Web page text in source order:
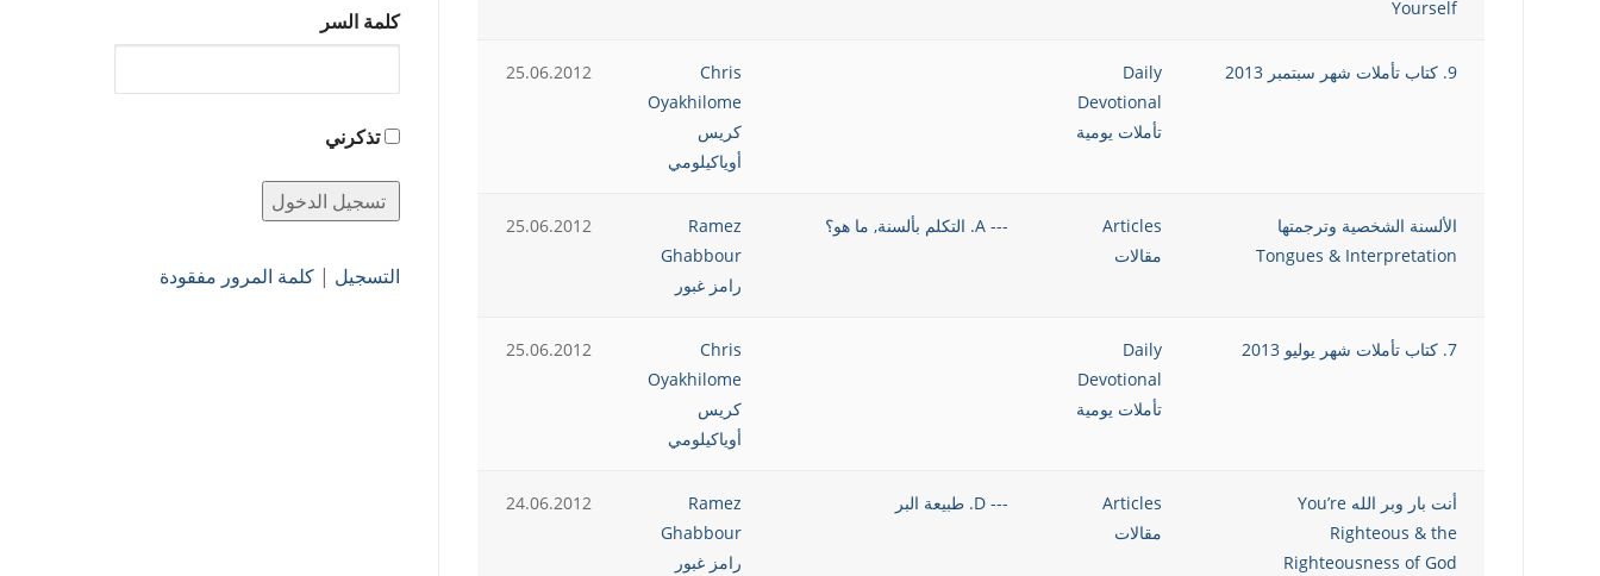
Yourself
9. كتاب تأملات شهر سبتمبر 2013
Daily
Devotional
تأملات يومية
Chris
Oyakhilome
كريس
أوياكيلومي
25.06.2012
الألسنة الشخصية وترجمتها
Tongues & Interpretation
Articles
مقالات
--- A. التكلم بألسنة, ما هو؟
Ramez
Ghabbour
رامز غبور
25.06.2012
7. كتاب تأملات شهر يوليو 2013
Daily
Devotional
تأملات يومية
Chris
Oyakhilome
كريس
أوياكيلومي
25.06.2012
أنت بار وبر الله You’re
Righteous & the
Righteousness of God
Articles
مقالات
--- D. طبيعة البر
Ramez
Ghabbour
رامز غبور
24.06.2012
كلمة السر
تذكرني
التسجيل | كلمة المرور مفقودة